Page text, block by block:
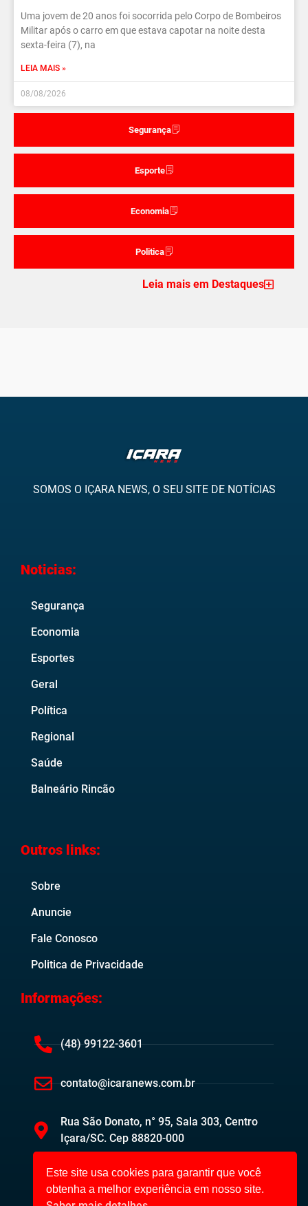
Segurança
Esporte
Economia
Politica
Uma jovem de 20 anos foi socorrida pelo Corpo de Bombeiros
Militar após o carro em que estava capotar na noite desta
sexta-feira (7), na
LEIA MAIS »
08/08/2026
Leia mais em Destaques
SOMOS O IÇARA NEWS, O SEU SITE DE NOTÍCIAS
Noticias:
Segurança
Economia
Esportes
Geral
Política
Regional
Saúde
Balneário Rincão
Outros links:
Sobre
Anuncie
Fale Conosco
Politica de Privacidade
Informações:
(48) 99122-3601
contato@icaranews.com.br
Rua São Donato, n° 95, Sala 303, Centro
Içara/SC. Cep 88820-000
Este site usa cookies para garantir que você
obtenha a melhor experiência em nosso site.